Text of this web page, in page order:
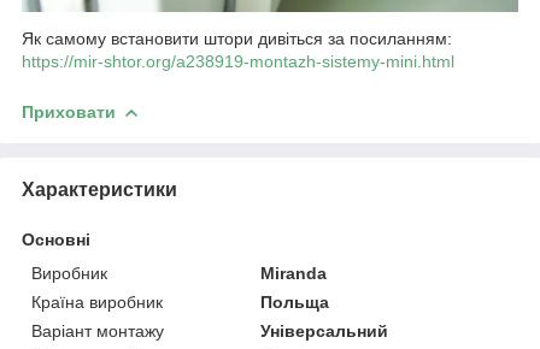
Як самому встановити штори дивіться за посиланням:
https://mir-shtor.org/a238919-montazh-sistemy-mini.html
Приховати
Характеристики
Основні
Виробник
Miranda
Країна виробник
Польща
Варіант монтажу
Універсальний